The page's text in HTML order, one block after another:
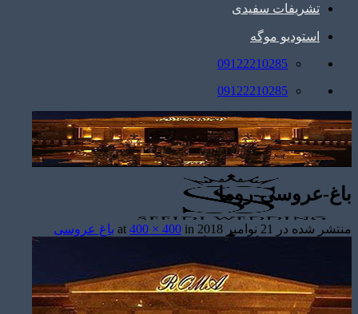
تشریفات سفیدی
استودیو موگه
09122210285
09122210285
باغ-عروسی-روما
منتشر شده در 21 نوامبر 2018 400 × 400 in باغ عروسی